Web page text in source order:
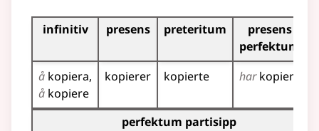
Bøyningstabell for dette verbet
infinitiv presens preteritum
presens
perfektum
å kopiera
å kopiere
kopierer kopierte harkopiert
Bøyningstabell for dette verbet (partisippformer)
perfektum partisipp